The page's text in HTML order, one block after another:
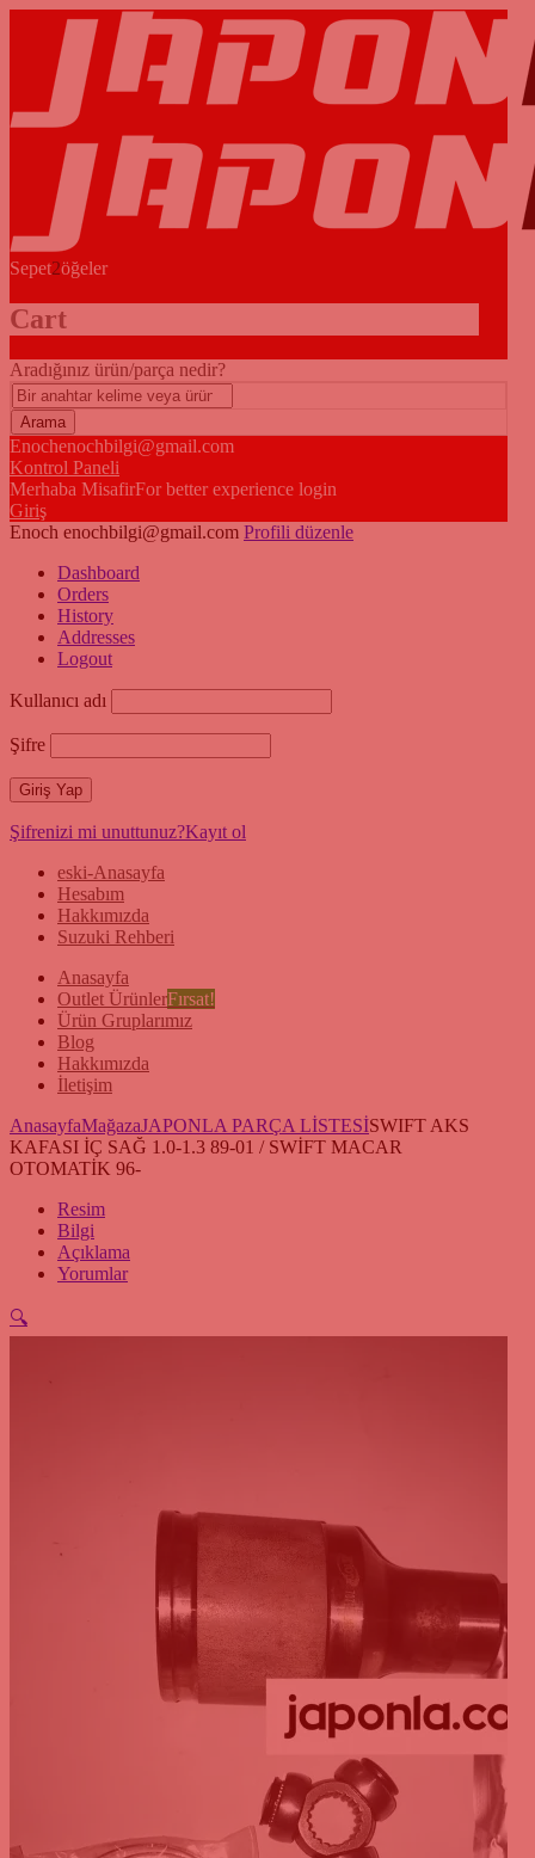
Sepet2öğeler
Cart
Aradığınız ürün/parça nedir?
Enochenochbilgi@gmail.com
Kontrol Paneli
Merhaba MisafirFor better experience login
Giriş
Enoch enochbilgi@gmail.com Profili düzenle
Dashboard
Orders
History
Addresses
Logout
Kullanıcı adı
Şifre
Şifrenizi mi unuttunuz?Kayıt ol
eski-Anasayfa
Hesabım
Hakkımızda
Suzuki Rehberi
Anasayfa
Outlet ÜrünlerFırsat!
Ürün Gruplarımız
Blog
Hakkımızda
İletişim
AnasayfaMağazaJAPONLA PARÇA LİSTESİSWIFT AKS
KAFASI İÇ SAĞ 1.0-1.3 89-01 / SWİFT MACAR
OTOMATİK 96-
Resim
Bilgi
Açıklama
Yorumlar
🔍